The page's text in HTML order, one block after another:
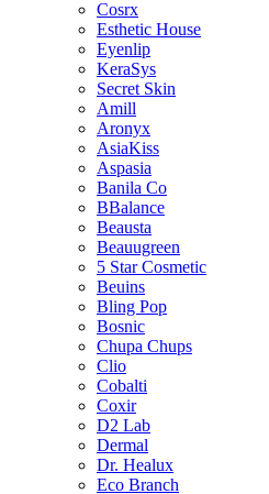
Cosrx
Esthetic House
Eyenlip
KeraSys
Secret Skin
Amill
Aronyx
AsiaKiss
Aspasia
Banila Co
BBalance
Beausta
Beauugreen
5 Star Cosmetic
Beuins
Bling Pop
Bosnic
Chupa Chups
Clio
Cobalti
Coxir
D2 Lab
Dermal
Dr. Healux
Eco Branch